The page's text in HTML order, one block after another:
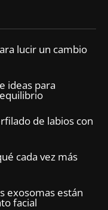
lucir un cambio
ideas para
de labios con
cada vez más
exosomas están
facial